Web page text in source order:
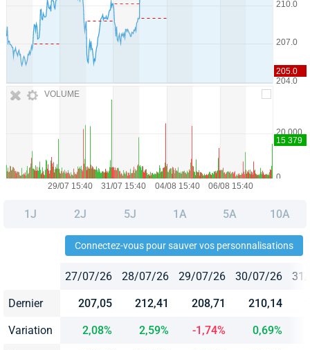
VOLUME
1J 2J 5J 1A 5A 10A
Connectez-vous pour sauver vos personnalisations
27/07/26 28/07/26 29/07/26 30/07/26
Dernier 207,05 212,41 208,71 210,14
Variation 2,08% 2,59% -1,74% 0,69%